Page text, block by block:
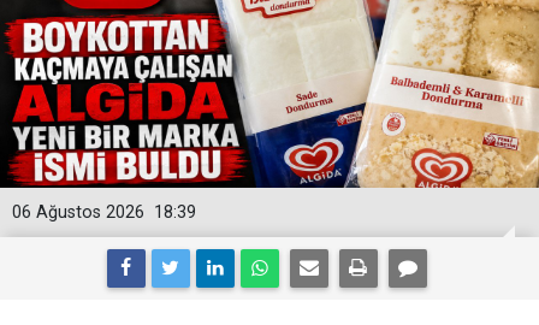
18:39
06 Ağustos 2026